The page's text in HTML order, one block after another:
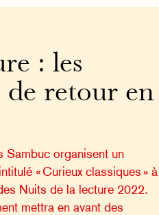
: les
de retour en
Sambuc organisent un
« Curieux classiques » à
Nuits de la lecture 2022.
mettra en avant des